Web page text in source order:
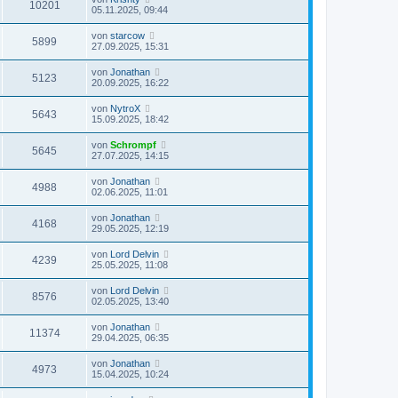
10201
05.11.2025, 09:44
5899 von starcow
27.09.2025, 15:31
5123 von Jonathan
20.09.2025, 16:22
5643 von NytroX
15.09.2025, 18:42
5645 von Schrompf
27.07.2025, 14:15
4988 von Jonathan
02.06.2025, 11:01
4168 von Jonathan
29.05.2025, 12:19
4239 von Lord Delvin
25.05.2025, 11:08
8576 von Lord Delvin
02.05.2025, 13:40
11374 von Jonathan
29.04.2025, 06:35
4973 von Jonathan
15.04.2025, 10:24